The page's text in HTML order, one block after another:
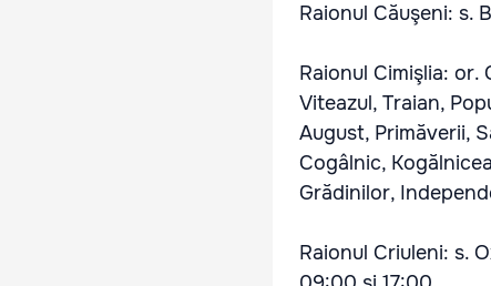
Raionul Căuşeni: s.
Raionul Cimişlia: or.
Viteazul, Traian,
August, Primăverii,
Cogâlnic,
Grădinilor,
Raionul Criuleni: s.